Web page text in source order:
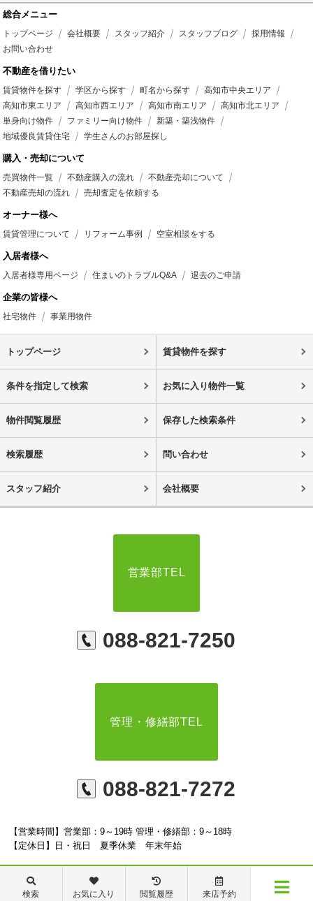
総合メニュー
トップページ 会社概要 スタッフ紹介 スタッフブログ
採用情報
お問い合わせ
不動産を借りたい
賃貸物件を探す 学区から探す 町名から探す
高知市中央エリア
高知市東エリア
高知市西エリア 高知市南エリア
高知市北エリア
単身向け物件
ファミリー向け物件
新築・築浅物件
地域優良賃貸住宅
学生さんのお部屋探し
購入・売却について
売買物件一覧 不動産購入の流れ
不動産売却について
不動産売却の流れ
売却査定を依頼する
オーナー様へ
賃貸管理について リフォーム事例 空室相談をする
入居者様へ
入居者様専用ページ 住まいのトラブルQ&A 退去のご申請
企業の皆様へ
社宅物件 事業用物件
トップページ 賃貸物件を探す
条件を指定して検索 お気に入り物件一覧
物件閲覧履歴 保存した検索条件
検索履歴 問い合わせ
スタッフ紹介 会社概要
営業部TEL
088-821-7250
管理・修繕部TEL
088-821-7272
【営業時間】営業部：9～19時 管理・修繕部：9～18時
【定休日】日・祝日 夏季休業 年末年始
検索 お気に入り 閲覧履歴 来店予約